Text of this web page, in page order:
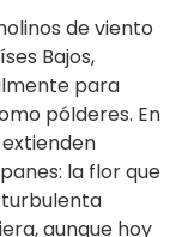
de viento
Bajos,
para
pólderes. En
la flor que
aunque hoy